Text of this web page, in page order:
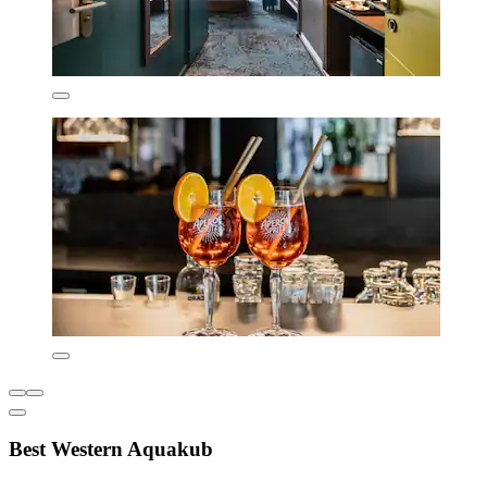
Best Western Aquakub